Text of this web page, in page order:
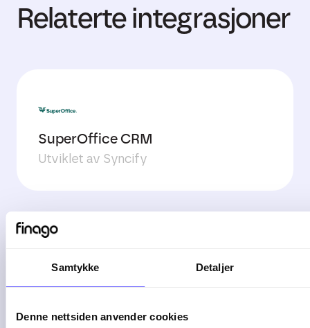
Samtykke Detaljer
Denne nettsiden anvender cookies
Relaterte integrasjoner
SuperOffice CRM
Utviklet av Syncify